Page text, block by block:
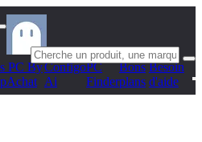
PC ByConfigo
Ai
PC
Finder
Bons
plans
Besoin
d'aide